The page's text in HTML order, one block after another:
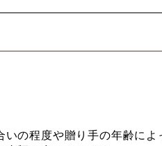
の程度や贈り手の年齢によ